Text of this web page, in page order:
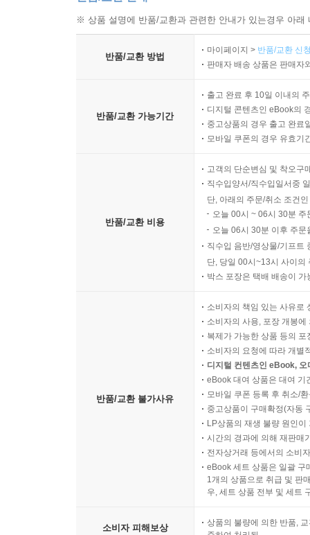
※ 상품 설명에 반품/교환과 관련한 안내가 있는경우 아
반품/교환 방법
마이페이지 > 반품/교환 신
판매자 배송 상품은 판매자
반품/교환 가능기간
출고 완료 후 10일 이내의
디지털 콘텐츠인 eBook의
중고상품의 경우 출고 완료
모바일 쿠폰의 경우 유효기
반품/교환 비용
고객의 단순변심 및 착오구
직수입양서/직수입일서중
단, 아래의 주문/취소 조건
오늘 00시 ~ 06시 30분
오늘 06시 30분 이후 주
직수입 음반/영상물/기프트
단, 당일 00시~13시 사이의
박스 포장은 택배 배송이
반품/교환 불가사유
소비자의 책임 있는 사유로
소비자의 사용, 포장 개봉
복제가 가능한 상품 등의
소비자의 요청에 따라 개별
디지털 컨텐츠인 eBook,
eBook 대여 상품은 대여 기
모바일 쿠폰 등록 후 취소/
중고상품이 구매확정(자동
LP상품의 재생 불량 원인
시간의 경과에 의해 재판매
전자상거래 등에서의 소비
eBook 세트 상품은 일괄 구
1개의 상품으로 취급 및 판
우, 세트 상품 전부 및 세트
소비자 피해보상
상품의 불량에 의한 반품,